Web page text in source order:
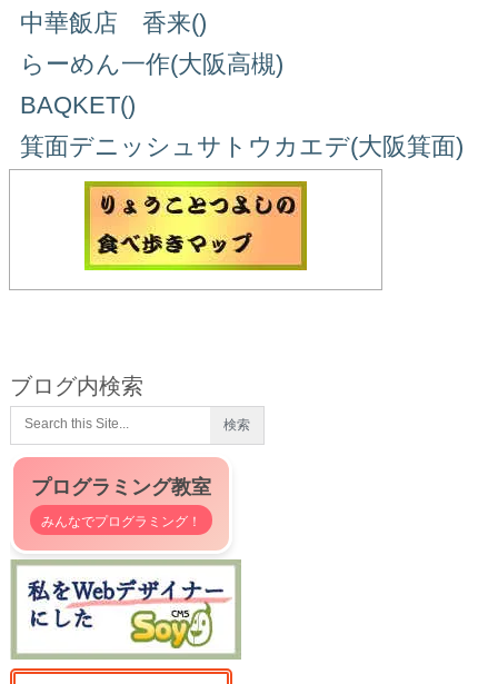
中華飯店 香来()
らーめん一作(大阪高槻)
BAQKET()
箕面デニッシュサトウカエデ(大阪箕面)
ブログ内検索
プログラミング教室
みんなでプログラミング！